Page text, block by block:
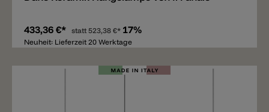
433,36 €* statt523,38 €* 17%
Neuheit: Lieferzeit 20 Werktage